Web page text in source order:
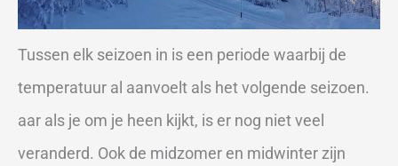
Tussen elk seizoen in is een periode waarbij de
temperatuur al aanvoelt als het volgende seizoen.
aar als je om je heen kijkt, is er nog niet veel
veranderd. Ook de midzomer en midwinter zijn